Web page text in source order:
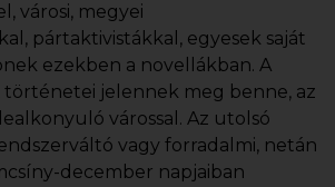
városi, megyei
pártaktivistákkal, egyesek saját
ezekben a novellákban. A
történetei jelennek meg benne, az
várossal. Az utolsó
vagy forradalmi, netán
december napjaiban